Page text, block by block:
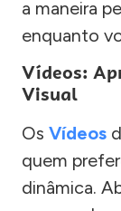
a maneira
enquanto
Vídeos:
Visual
Os Vídeos
quem
dinâmica.